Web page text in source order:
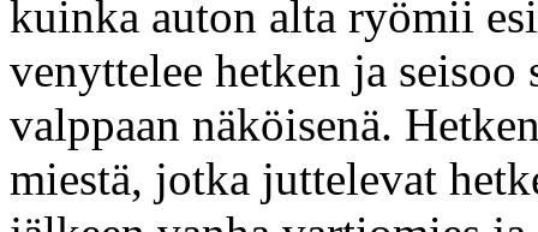
kuinka auton alta ryömii
venyttelee hetken ja seisoo
valppaan näköisenä.
miestä, jotka juttelevat